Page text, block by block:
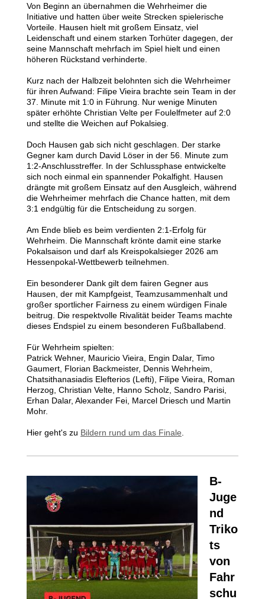
Von Beginn an übernahmen die Wehrheimer die
Initiative und hatten über weite Strecken spielerische
Vorteile. Hausen hielt mit großem Einsatz, viel
Leidenschaft und einem starken Torhüter dagegen, der
seine Mannschaft mehrfach im Spiel hielt und einen
höheren Rückstand verhinderte.
Kurz nach der Halbzeit belohnten sich die Wehrheimer
für ihren Aufwand: Filipe Vieira brachte sein Team in der
37. Minute mit 1:0 in Führung. Nur wenige Minuten
später erhöhte Christian Velte per Foulelfmeter auf 2:0
und stellte die Weichen auf Pokalsieg.
Doch Hausen gab sich nicht geschlagen. Der starke
Gegner kam durch David Löser in der 56. Minute zum
1:2-Anschlusstreffer. In der Schlussphase entwickelte
sich noch einmal ein spannender Pokalfight. Hausen
drängte mit großem Einsatz auf den Ausgleich, während
die Wehrheimer mehrfach die Chance hatten, mit dem
3:1 endgültig für die Entscheidung zu sorgen.
Am Ende blieb es beim verdienten 2:1-Erfolg für
Wehrheim. Die Mannschaft krönte damit eine starke
Pokalsaison und darf als Kreispokalsieger 2026 am
Hessenpokal-Wettbewerb teilnehmen.
Ein besonderer Dank gilt dem fairen Gegner aus
Hausen, der mit Kampfgeist, Teamzusammenhalt und
großer sportlicher Fairness zu einem würdigen Finale
beitrug. Die respektvolle Rivalität beider Teams machte
dieses Endspiel zu einem besonderen Fußballabend.
Für Wehrheim spielten:
Patrick Wehner, Mauricio Vieira, Engin Dalar, Timo
Gaumert, Florian Backmeister, Dennis Wehrheim,
Chatsithanasiadis Elefterios (Lefti), Filipe Vieira, Roman
Herzog, Christian Velte, Hanno Scholz, Sandro Parisi,
Erhan Dalar, Alexander Fei, Marcel Driesch und Martin
Mohr.
Hier geht's zu Bildern rund um das Finale
B-
Juge
nd
Triko
ts
von
Fahr
schu